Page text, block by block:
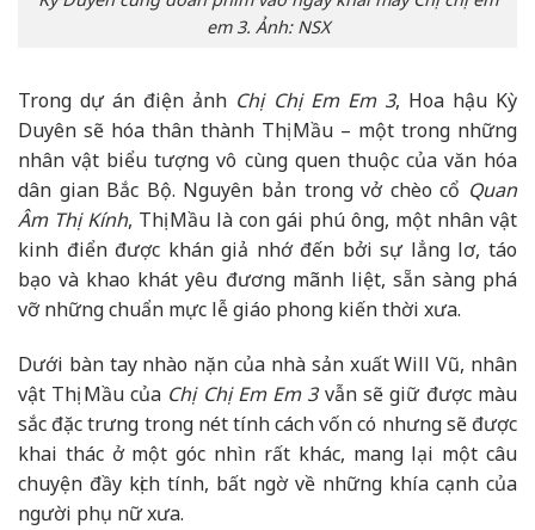
em 3. Ảnh: NSX
Trong dự án điện ảnh Chị Chị Em Em 3, Hoa hậu Kỳ
Duyên sẽ hóa thân thành Thị Mầu – một trong những
nhân vật biểu tượng vô cùng quen thuộc của văn hóa
dân gian Bắc Bộ. Nguyên bản trong vở chèo cổ Quan
Âm Thị Kính, Thị Mầu là con gái phú ông, một nhân vật
kinh điển được khán giả nhớ đến bởi sự lẳng lơ, táo
bạo và khao khát yêu đương mãnh liệt, sẵn sàng phá
vỡ những chuẩn mực lễ giáo phong kiến thời xưa.
Dưới bàn tay nhào nặn của nhà sản xuất Will Vũ, nhân
vật Thị Mầu của Chị Chị Em Em 3vẫn sẽ giữ được màu
sắc đặc trưng trong nét tính cách vốn có nhưng sẽ được
khai thác ở một góc nhìn rất khác, mang lại một câu
chuyện đầy kịch tính, bất ngờ về những khía cạnh của
người phụ nữ xưa.